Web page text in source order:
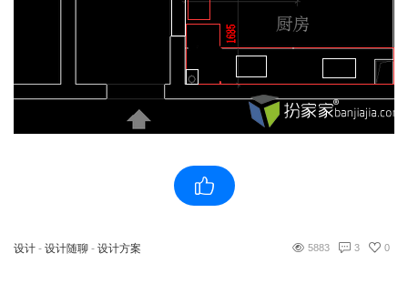
设计 - 设计随聊 - 设计方案 5883 3 0